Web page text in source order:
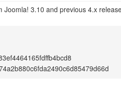
3.10 and previous 4.x